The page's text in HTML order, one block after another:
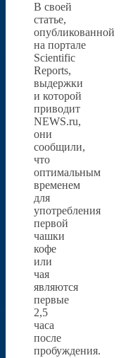
В своей
статье,
опубликованной
на портале
Scientific
Reports,
выдержки
и которой
приводит
NEWS.ru,
они
сообщили,
что
оптимальным
временем
для
употребления
первой
чашки
кофе
или
чая
являются
первые
2,5
часа
после
пробуждения.